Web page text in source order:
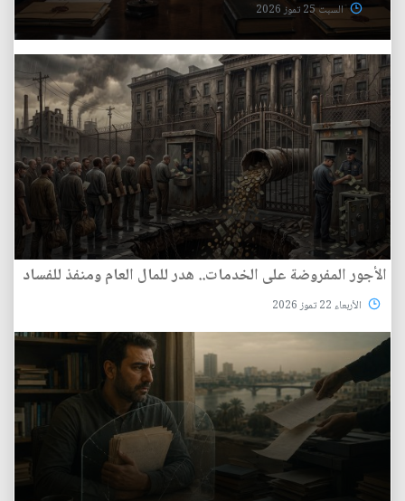
السبت 25 تموز 2026
الأجور المفروضة على الخدمات.. هدر للمال العام ومنفذ للفساد
الأربعاء 22 تموز 2026